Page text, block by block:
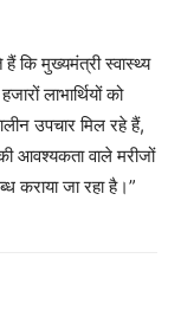
कि मुख्यमंत्री स्वास्थ्य
लाभार्थियों को
उपचार मिल रहे हैं,
आवश्यकता वाले मरीजों
कराया जा रहा है।”